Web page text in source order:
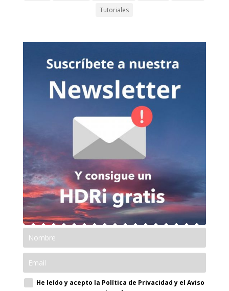
Tutoriales
He leído y acepto la Política de Privacidad y el Aviso